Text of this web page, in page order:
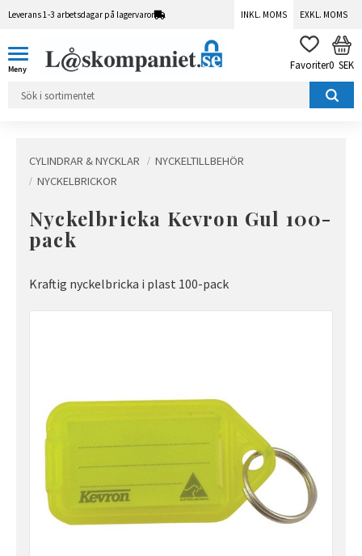
Leverans 1-3 arbetsdagar på lagervaror INKL. MOMS EXKL. MOMS
FAVORITER
0 SEK
CYLINDRAR & NYCKLAR
NYCKELTILLBEHÖR
NYCKELBRICKOR
Nyckelbricka Kevron Gul 100-
pack
Kraftig nyckelbricka i plast 100-pack